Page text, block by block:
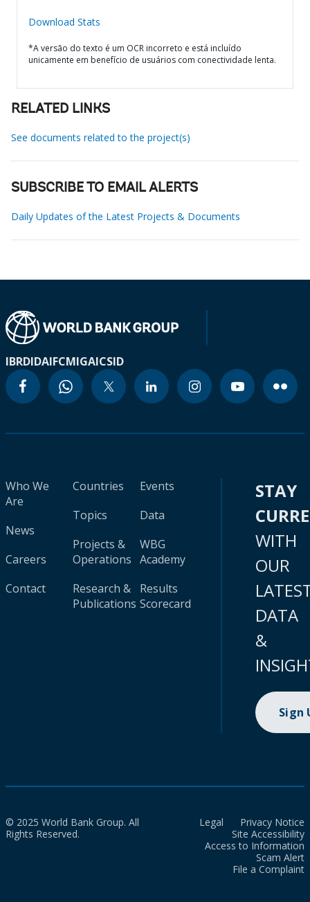
Download Stats
*A versão do texto é um OCR incorreto e está incluído
unicamente em benefício de usuários com conectividade lenta.
RELATED LINKS
See documents related to the project(s)
SUBSCRIBE TO EMAIL ALERTS
Daily Updates of the Latest Projects & Documents
IBRDIDAIFCMIGAICSID
Who We
Are
News
Careers
Contact
Countries
Topics
Projects &
Operations
Research &
Publications
Events
Data
WBG
Academy
Results
Scorecard
STAY
WITH
OUR
DATA
&
Sign
© 2025 World Bank Group. All
Rights Reserved.
Legal
Privacy Notice
Site Accessibility
Access to Information
Scam Alert
File a Complaint